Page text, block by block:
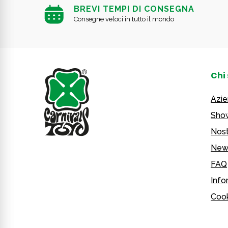
BREVI TEMPI DI CONSEGNA
Consegne veloci in tutto il mondo
Chi
FAQ